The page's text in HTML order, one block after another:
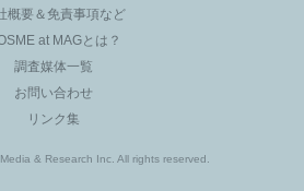
概要＆免責事項など
at MAGとは？
調査媒体一覧
お問い合わせ
リンク集
& Research Inc. All rights reserved.